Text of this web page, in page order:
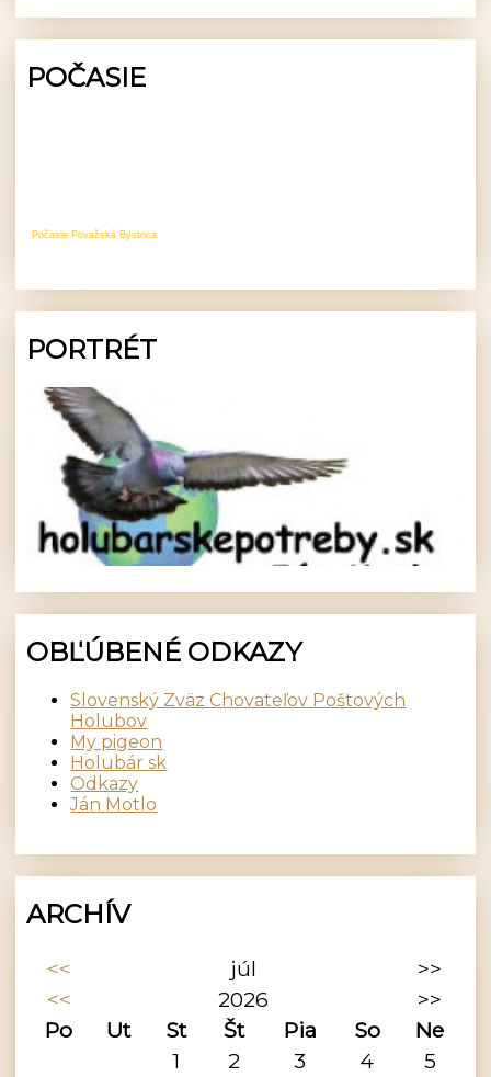
POČASIE
Počasie Považská Bystrica
PORTRÉT
OBĽÚBENÉ ODKAZY
Slovenský Zväz Chovateľov Poštových
Holubov
My pigeon
Holubár sk
Odkazy
Ján Motlo
ARCHÍV
<< júl
>>
<<
2026
>>
Po
Ut St Št Pia So
Ne
1
2 3 4
5